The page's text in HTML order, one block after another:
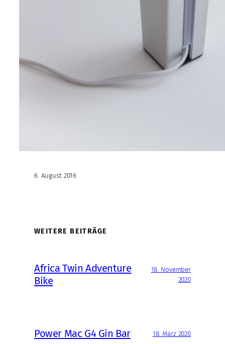
6. August 2016
WEITERE BEITRÄGE
Africa Twin Adventure
Bike
18. November
2020
Power Mac G4 Gin Bar 18. März 2020